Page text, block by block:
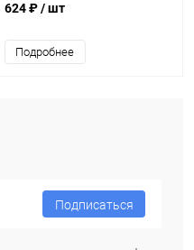
624 ₽/ шт
Подробнее
Подписаться